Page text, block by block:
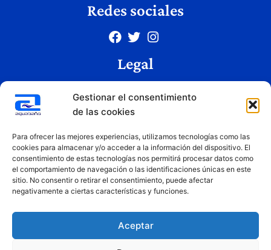
Gestionar el consentimiento
de las cookies
Para ofrecer las mejores experiencias, utilizamos tecnologías como las
cookies para almacenar y/o acceder a la información del dispositivo. El
consentimiento de estas tecnologías nos permitirá procesar datos como
el comportamiento de navegación o las identificaciones únicas en este
sitio. No consentir o retirar el consentimiento, puede afectar
negativamente a ciertas características y funciones.
Aceptar
Redes sociales
Legal
Política de privacidad
Condiciones de uso
Copyright © 2026 Aquabaño | Todos los derechos reservados
Diseñado porInnovation Studio